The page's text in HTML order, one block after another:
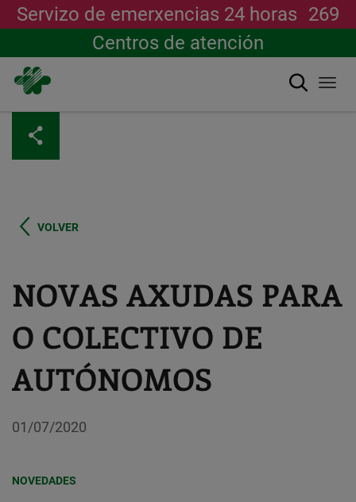
contido
principal
Servizo de emerxencias 24 horas 269
Centros de atención
Buscar
VOLVER
NOVAS AXUDAS PARA
O COLECTIVO DE
AUTÓNOMOS
01/07/2020
NOVEDADES